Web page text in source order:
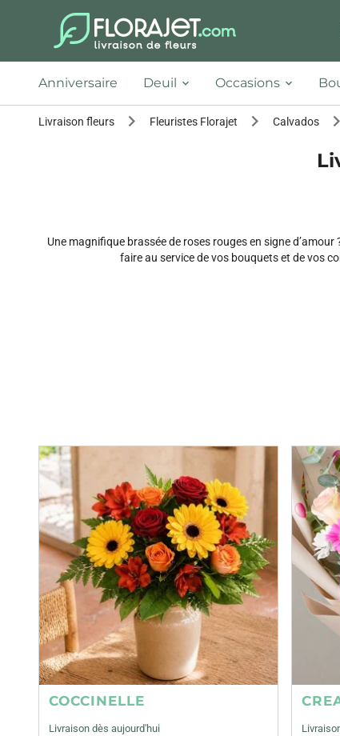
Anniversaire Deuil Occasions
Livraison fleurs Fleuristes Florajet Calvados
Une magnifique brassée de roses rouges en signe
faire au service de vos bouquets et de vos
COCCINELLE
Livraison dès aujourd'hui